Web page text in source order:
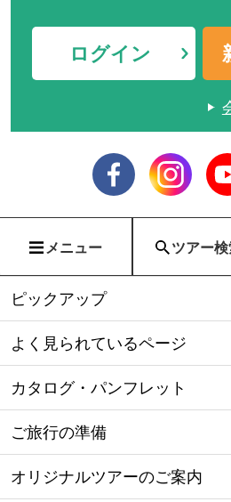
ログイン
メニュー ツアー検
ピックアップ
よく見られているページ
カタログ・パンフレット
ご旅行の準備
オリジナルツアーのご案内